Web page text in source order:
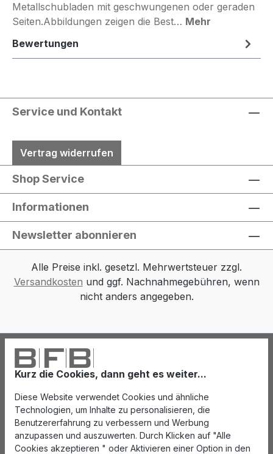
Kurz die Cookies, dann geht es weiter...
Diese Website verwendet Cookies und ähnliche
Technologien, um Inhalte zu personalisieren, die
Benutzererfahrung zu verbessern und Werbung
anzupassen und auszuwerten. Durch Klicken auf "Alle
Cookies akzeptieren " oder Aktivieren einer Option in den
Metallschubladen mit geschwungenen oder geraden
Seiten.Abbildungen zeigen die Best… Mehr
Bewertungen
Service und Kontakt
Vertrag widerrufen
Shop Service
Informationen
Newsletter abonnieren
Alle Preise inkl. gesetzl. Mehrwertsteuer zzgl.
Versandkosten und ggf. Nachnahmegebühren, wenn
nicht anders angegeben.